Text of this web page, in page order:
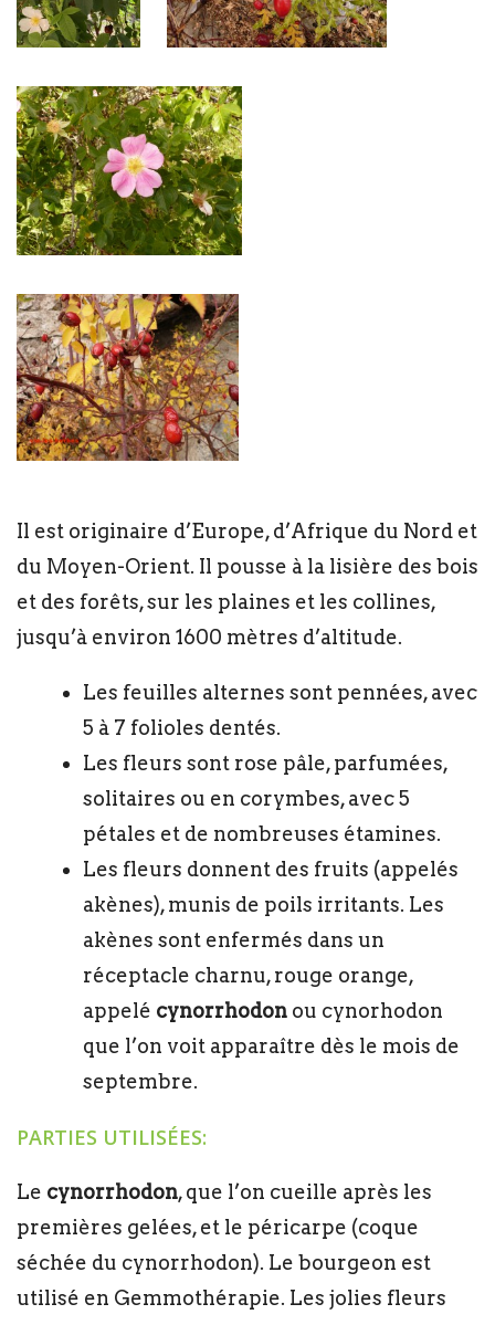
Il est originaire d’Europe, d’Afrique du Nord et
du Moyen-Orient. Il pousse à la lisière des bois
et des forêts, sur les plaines et les collines,
jusqu’à environ 1600 mètres d’altitude.
Les feuilles alternes sont pennées, avec
5 à 7 folioles dentés.
Les fleurs sont rose pâle, parfumées,
solitaires ou en corymbes, avec 5
pétales et de nombreuses étamines.
Les fleurs donnent des fruits (appelés
akènes), munis de poils irritants. Les
akènes sont enfermés dans un
réceptacle charnu, rouge orange,
appelé cynorrhodon ou cynorhodon
que l’on voit apparaître dès le mois de
septembre.
PARTIES UTILISÉES:
Le cynorrhodon, que l’on cueille après les
premières gelées, et le péricarpe (coque
séchée du cynorrhodon). Le bourgeon est
utilisé en Gemmothérapie. Les jolies fleurs